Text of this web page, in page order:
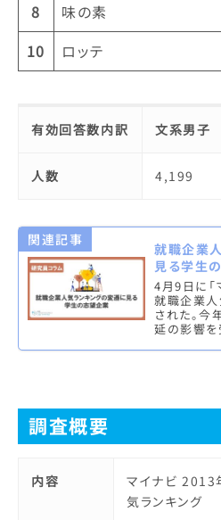
8
味の素
10
ロッテ
有効回答数内訳 文系男子
人数 4,199
関連記事
就職企業
見る学生
4月9日に「
就職企業人
された。今
延の影響を
調査概要
内容
マイナビ 2013
気ランキング